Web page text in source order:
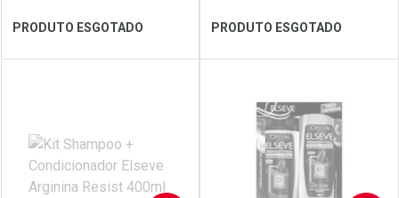
Ver Desconto Convênio Ver Desconto Convênio
PRODUTO ESGOTADO
Laboratório
Por Menos
PRODUTO ESGOTADO
Laboratório
Por Menos